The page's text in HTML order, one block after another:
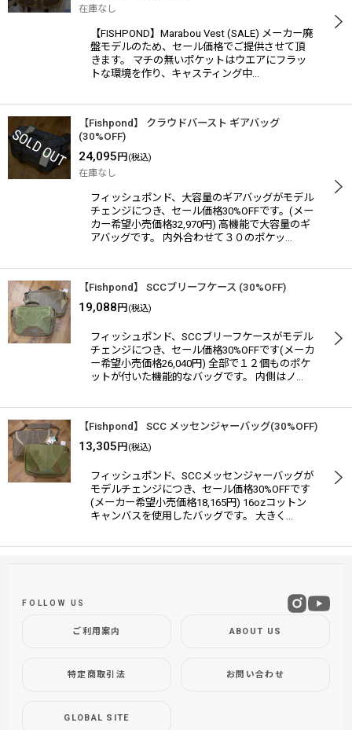
在庫なし
【FISHPOND】Marabou Vest (SALE) メーカー廃
盤モデルのため、セール価格でご提供させて頂
きます。 マチの無いポケットはウエアにフラッ
トな環境を作り、キャスティング中…
【Fishpond】 クラウドバースト ギアバッグ
(30%OFF)
24,095 円 (税込)
在庫なし
フィッシュポンド、大容量のギアバッグがモデル
チェンジにつき、セール価格30%OFFです。(メー
カー希望小売価格32,970円) 高機能で大容量のギ
アバッグです。 内外合わせて３０のポケッ…
【Fishpond】 SCCブリーフケース (30%OFF)
19,088 円 (税込)
フィッシュポンド、SCCブリーフケースがモデル
チェンジにつき、セール価格30%OFFです(メーカ
ー希望小売価格26,040円) 全部で１２個ものポケ
ットが付いた機能的なバッグです。 内側はノ…
【Fishpond】 SCC メッセンジャーバッグ(30%OFF)
13,305 円 (税込)
フィッシュポンド、SCCメッセンジャーバッグが
モデルチェンジにつき、セール価格30%OFFです
(メーカー希望小売価格18,165円) 16ozコットン
キャンバスを使用したバッグです。 大きく…
ご利用案内 ABOUT US
特定商取引法 お問い合わせ
GLOBAL SITE
FOLLOW US